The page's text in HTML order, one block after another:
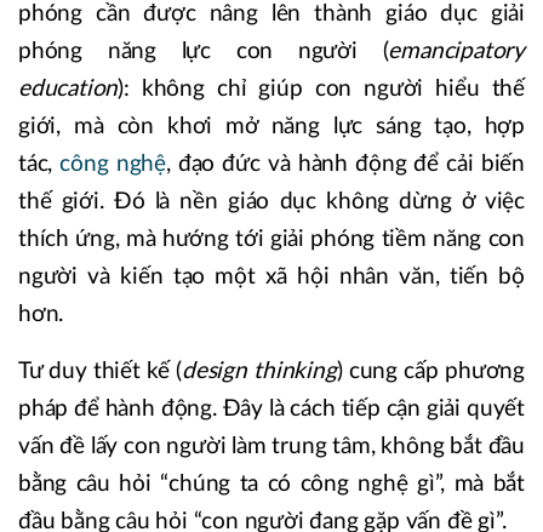
phóng cần được nâng lên thành giáo dục giải
phóng năng lực con người (emancipatory
education): không chỉ giúp con người hiểu thế
giới, mà còn khơi mở năng lực sáng tạo, hợp
tác,công nghệ, đạo đức và hành động để cải biến
thế giới. Đó là nền giáo dục không dừng ở việc
thích ứng, mà hướng tới giải phóng tiềm năng con
người và kiến tạo một xã hội nhân văn, tiến bộ
hơn.
Tư duy thiết kế (design thinking) cung cấp phương
pháp để hành động. Đây là cách tiếp cận giải quyết
vấn đề lấy con người làm trung tâm, không bắt đầu
bằng câu hỏi “chúng ta có công nghệ gì”, mà bắt
đầu bằng câu hỏi “con người đang gặp vấn đề gì”.